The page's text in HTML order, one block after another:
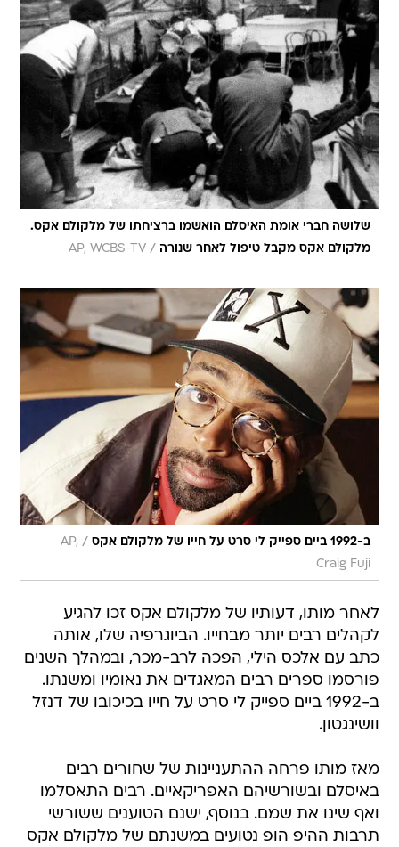
שלושה חברי אומת האיסלם הואשמו ברציחתו של מלקולם אקס.
מלקולם אקס מקבל טיפול לאחר שנורה /
AP, WCBS-TV
ב-1992 ביים ספייק לי סרט על חייו של מלקולם אקס /
AP,
Craig Fuji
לאחר מותו, דעותיו של מלקולם אקס זכו להגיע
לקהלים רבים יותר מבחייו. הביוגרפיה שלו, אותה
כתב עם אלכס הילי, הפכה לרב-מכר, ובמהלך השנים
פורסמו ספרים רבים המאגדים את נאומיו ומשנתו.
ב-1992 ביים ספייק לי סרט על חייו בכיכובו של דנזל
וושינגטון.
מאז מותו פרחה ההתעניינות של שחורים רבים
באיסלם ובשורשיהם האפריקאיים. רבים התאסלמו
ואף שינו את שמם. בנוסף, ישנם הטוענים ששורשי
תרבות ההיפ הופ נטועים במשנתם של מלקולם אקס